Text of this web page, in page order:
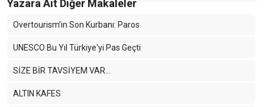
Yazara Ait Diğer Makaleler
Overtourism’in Son Kurbanı: Paros
UNESCO Bu Yıl Türkiye'yi Pas Geçti
SİZE BİR TAVSİYEM VAR…
ALTIN KAFES